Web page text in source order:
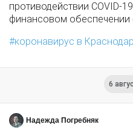
противодействии COVID-
финансовом обеспечении
коронавирус в
6
Надежда Погребняк